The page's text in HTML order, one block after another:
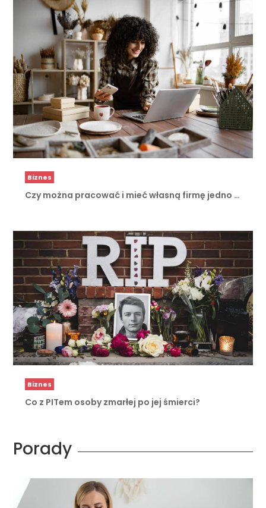
Biznes
Czy można pracować i mieć własną firmę jedno …
Biznes
Co z PITem osoby zmarłej po jej śmierci?
Porady